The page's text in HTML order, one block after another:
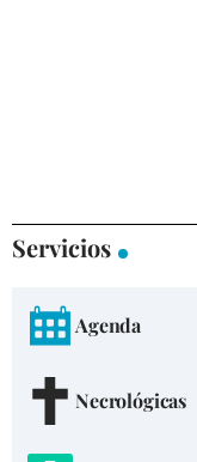
Servicios
Agenda
Necrológicas